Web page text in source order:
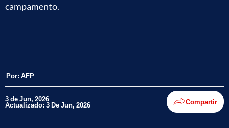
campamento.
Por: AFP
3 de Jun, 2026
Actualizado: 3 De Jun, 2026 Compartir